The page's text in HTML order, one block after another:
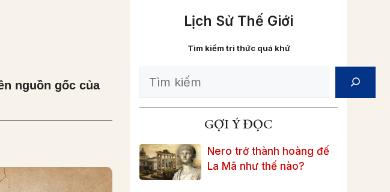
nguồn gốc của
Lịch Sử Thế Giới
Tìm kiếm tri thức quá khứ
Search
GỢI Ý ĐỌC
Nero trở thành hoàng đế
La Mã như thế nào?